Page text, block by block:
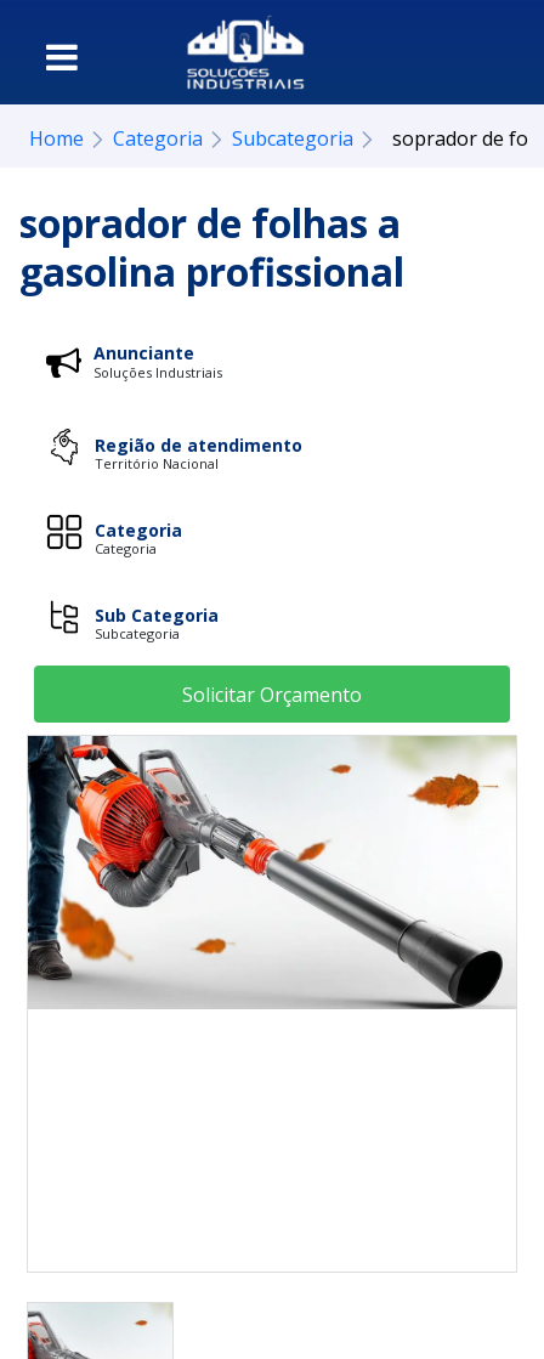
Home Categoria Subcategoria soprador de
soprador de folhas a
gasolina profissional
Anunciante
Soluções Industriais
Região de atendimento
Território Nacional
Categoria
Categoria
Sub Categoria
Subcategoria
Solicitar Orçamento